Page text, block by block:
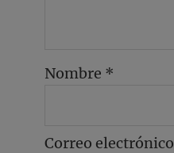
Nombre *
Correo electrónico